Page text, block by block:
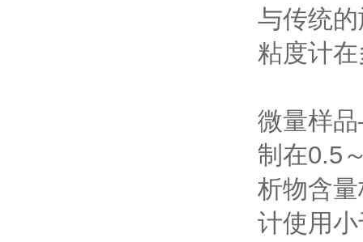
与传统
粘度计
微量样
制在0.5
析物含
计使用